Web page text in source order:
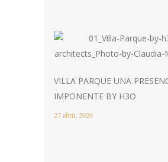
VILLA PARQUE UNA
IMPONENTE BY H3O
27 abril, 2026